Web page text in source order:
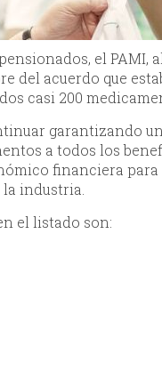
el PAMI,
del acuerdo que
casi 200
garantizando
a todos los
financiera para
industria.
el listado son: